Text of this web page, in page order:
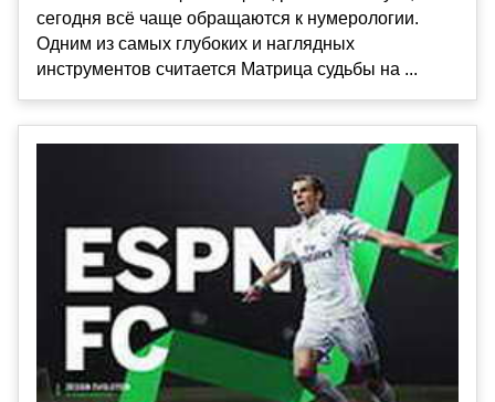
сегодня всё чаще обращаются к нумерологии.
Одним из самых глубоких и наглядных
инструментов считается Матрица судьбы на ...